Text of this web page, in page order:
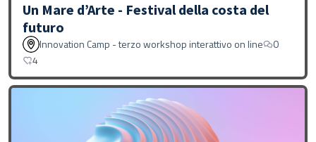
Un Mare d’Arte - Festival della costa del
futuro
Innovation Camp - terzo workshop interattivo on line
0
4